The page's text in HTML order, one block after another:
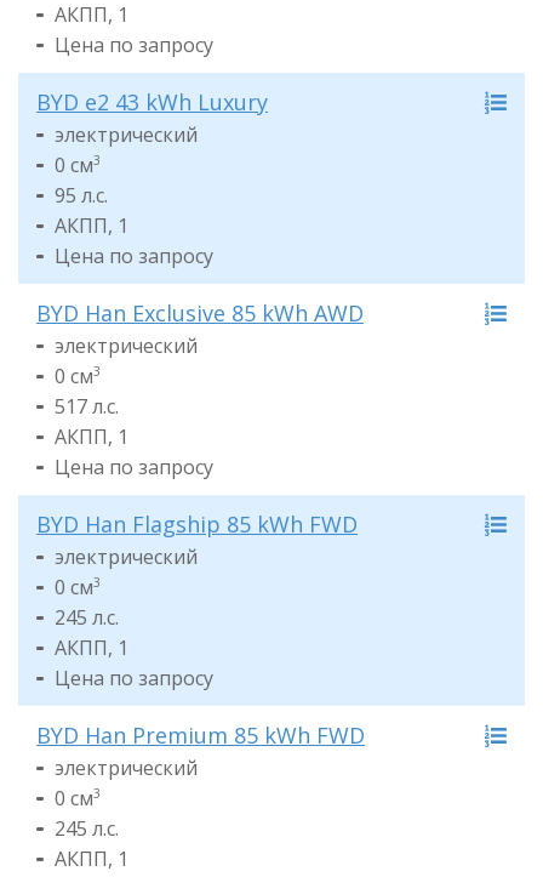
АКПП, 1
Цена по запросу
BYD e2 43 kWh Luxury
электрический
0 см3
95 л.с.
АКПП, 1
Цена по запросу
BYD Han Exclusive 85 kWh AWD
электрический
0 см3
517 л.с.
АКПП, 1
Цена по запросу
BYD Han Flagship 85 kWh FWD
электрический
0 см3
245 л.с.
АКПП, 1
Цена по запросу
BYD Han Premium 85 kWh FWD
электрический
0 см3
245 л.с.
АКПП, 1